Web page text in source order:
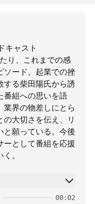
キャスト
り、これまでの感
ソード。起業での挫
する柴田陽氏から誘
番組への思いを語
業界の物差しにとら
大切さを伝え、リ
と願っている。今後
ーとして番組を応援
。
00:02